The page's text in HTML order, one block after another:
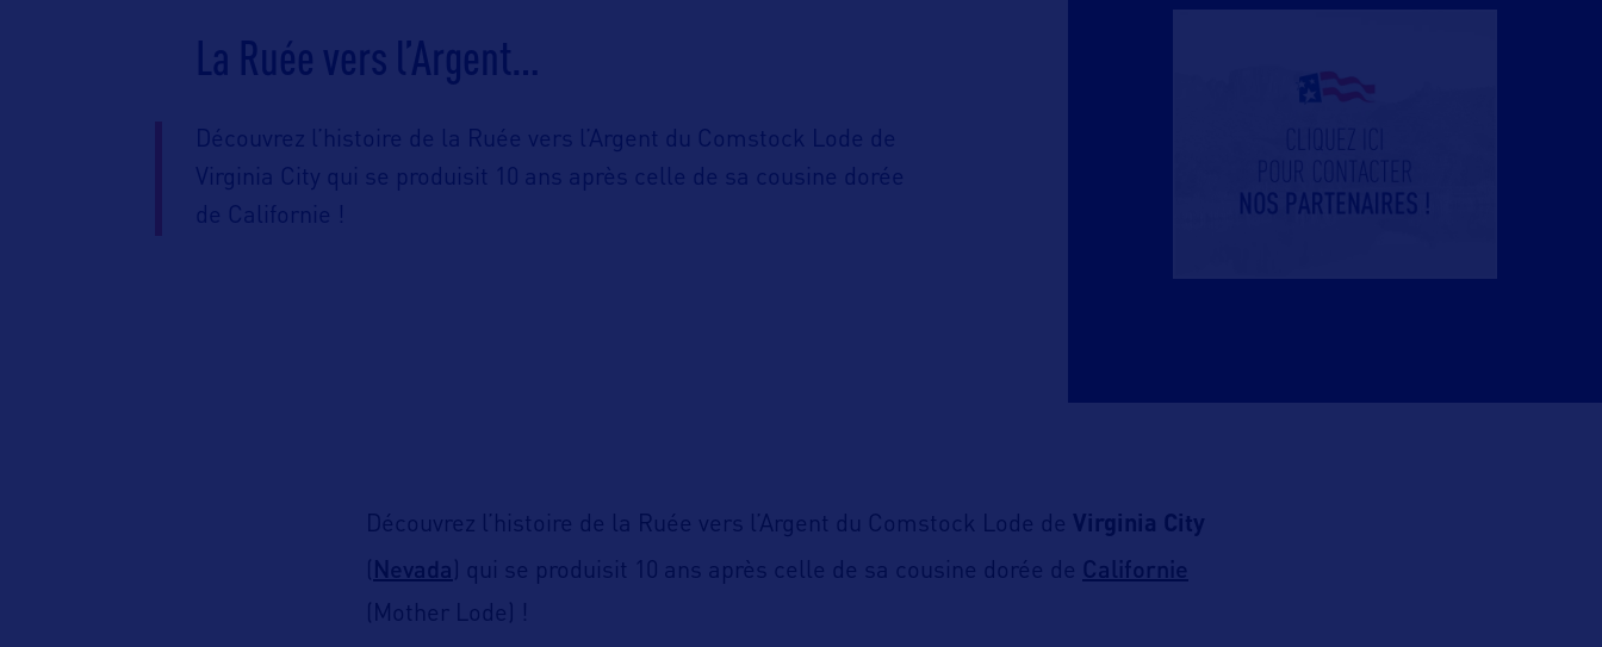
La Ruée vers l’Argent…
Découvrez l’histoire de la Ruée vers l’Argent du Comstock Lode de
Virginia City qui se produisit 10 ans après celle de sa cousine dorée
de Californie !
Découvrez l’histoire de la Ruée vers l’Argent du Comstock Lode de Virginia City
Nevada ) qui se produisit 10 ans après celle de sa cousine dorée de Californie
(Mother Lode) !